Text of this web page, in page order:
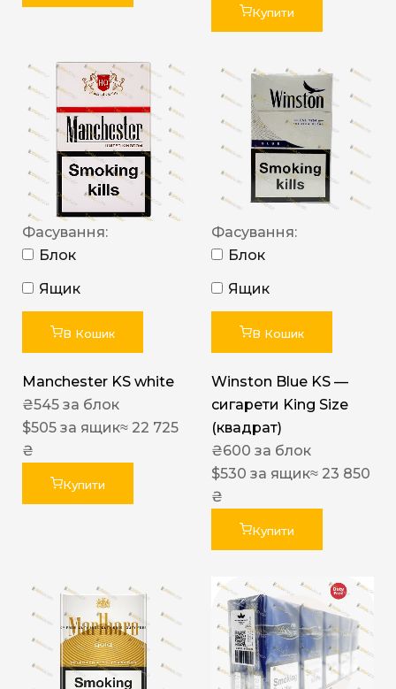
Купити
Фасування:
Блок
Ящик
В Кошик
Manchester KS white
₴545 за блок
$505 за ящик≈ 22 725
₴
Купити
Фасування:
Блок
Ящик
В Кошик
Winston Blue KS —
сигарети King Size
(квадрат)
₴600 за блок
$530 за ящик≈ 23 850
₴
Купити